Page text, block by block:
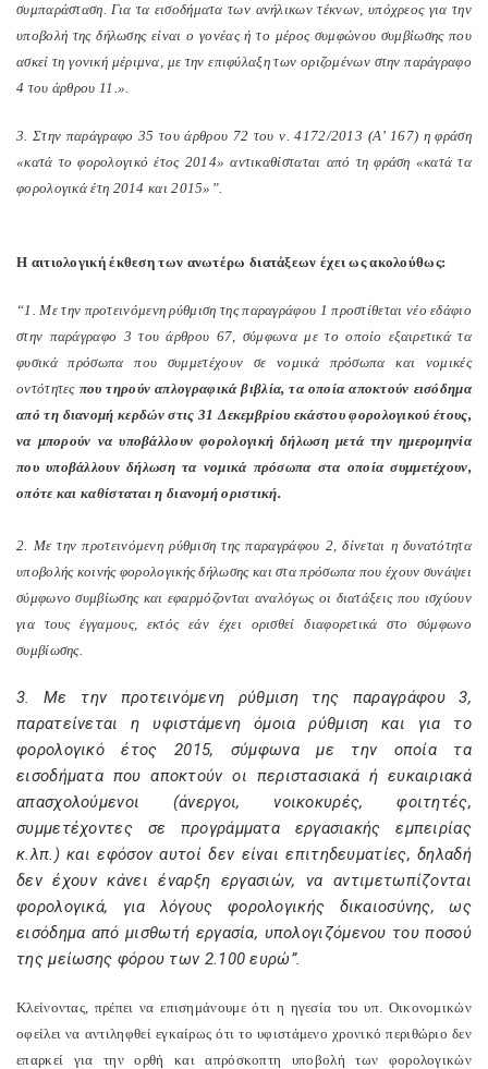
συμπαράσταση. Για τα εισοδήματα των ανήλικων τέκνων, υπόχρεος για την
υποβολή της δήλωσης είναι ο γονέας ή το μέρος συμφώνου συμβίωσης που
ασκεί τη γονική μέριμνα, με την επιφύλαξη των οριζομένων στην παράγραφο
4 του άρθρου 11.».
3. Στην παράγραφο 35 του άρθρου 72 του ν. 4172/2013 (Α’ 167) η φράση
«κατά το φορολογικό έτος 2014» αντικαθίσταται από τη φράση «κατά τα
φορολογικά έτη 2014 και 2015»”.
Η αιτιολογική έκθεση των ανωτέρω διατάξεων έχει ως ακολούθως:
“1. Με την προτεινόμενη ρύθμιση της παραγράφου 1 προστίθεται νέο εδάφιο
στην παράγραφο 3 του άρθρου 67, σύμφωνα με το οποίο εξαιρετικά τα
φυσικά πρόσωπα που συμμετέχουν σε νομικά πρόσωπα και νομικές
οντότητεςπου τηρούν απλογραφικά βιβλία, τα οποία αποκτούν εισόδημα
από τη διανομή κερδών στις 31 Δεκεμβρίου εκάστου φορολογικού έτους,
να μπορούν να υποβάλλουν φορολογική δήλωση μετά την ημερομηνία
που υποβάλλουν δήλωση τα νομικά πρόσωπα στα οποία συμμετέχουν,
οπότε και καθίσταται η διανομή οριστική.
2. Με την προτεινόμενη ρύθμιση της παραγράφου 2, δίνεται η δυνατότητα
υποβολής κοινής φορολογικής δήλωσης και στα πρόσωπα που έχουν συνάψει
σύμφωνο συμβίωσης και εφαρμόζονται αναλόγως οι διατάξεις που ισχύουν
για τους έγγαμους, εκτός εάν έχει ορισθεί διαφορετικά στο σύμφωνο
συμβίωσης.
3. Με την προτεινόμενη ρύθμιση της παραγράφου 3,
παρατείνεται η υφιστάμενη όμοια ρύθμιση και για το
φορολογικό έτος 2015, σύμφωνα με την οποία τα
εισοδήματα που αποκτούν οι περιστασιακά ή ευκαιριακά
απασχολούμενοι (άνεργοι, νοικοκυρές, φοιτητές,
συμμετέχοντες σε προγράμματα εργασιακής εμπειρίας
κ.λπ.) και εφόσον αυτοί δεν είναι επιτηδευματίες, δηλαδή
δεν έχουν κάνει έναρξη εργασιών, να αντιμετωπίζονται
φορολογικά, για λόγους φορολογικής δικαιοσύνης, ως
εισόδημα από μισθωτή εργασία, υπολογιζόμενου του ποσού
της μείωσης φόρου των 2.100 ευρώ”.
Κλείνοντας, πρέπει να επισημάνουμε ότι η ηγεσία του υπ. Οικονομικών
οφείλει να αντιληφθεί εγκαίρως ότι το υφιστάμενο χρονικό περιθώριο δεν
επαρκεί για την ορθή και απρόσκοπτη υποβολή των φορολογικών